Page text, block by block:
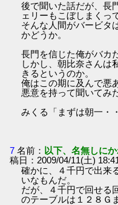
後で聞いた話だが、長
ェリーもこぼしまくっ
そんな人間がバービタ
かどうか。
長門を信じた俺がバカ
しかし、朝比奈さんは
きるというのか。
俺はこの期に及んで悪
悪意を持って聞いてみ
みくる「まずは朝一・
7 名前： 以下、名無しに
稿日：2009/04/11(土)
確かに、４千円で出来
いなもんだ。
だが、４千円で回せる
のテーブルは１２８Ｇ